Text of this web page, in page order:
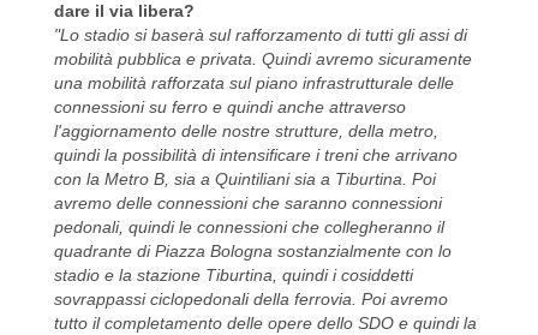
dare il via libera?
"Lo stadio si baserà sul rafforzamento di tutti gli assi di
mobilità pubblica e privata. Quindi avremo sicuramente
una mobilità rafforzata sul piano infrastrutturale delle
connessioni su ferro e quindi anche attraverso
l'aggiornamento delle nostre strutture, della metro,
quindi la possibilità di intensificare i treni che arrivano
con la Metro B, sia a Quintiliani sia a Tiburtina. Poi
avremo delle connessioni che saranno connessioni
pedonali, quindi le connessioni che collegheranno il
quadrante di Piazza Bologna sostanzialmente con lo
stadio e la stazione Tiburtina, quindi i cosiddetti
sovrappassi ciclopedonali della ferrovia. Poi avremo
tutto il completamento delle opere dello SDO e quindi la